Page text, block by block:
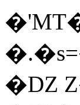
�Ǳ